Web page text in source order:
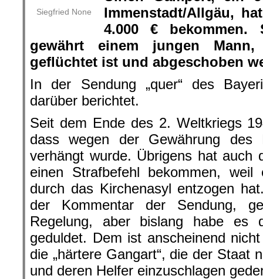
Siegfried None
Immenstadt/Allgäu,
4.000 € bekommen.
gewährt einem jungen
geflüchtet ist und abgeschoben
In der Sendung „quer“ des
darüber berichtet.
Seit dem Ende des 2. Weltkriegs
dass wegen der Gewährung des
verhängt wurde. Übrigens hat auch
einen Strafbefehl bekommen,
durch das Kirchenasyl entzogen
der Kommentar der Sendung,
Regelung, aber bislang habe es
geduldet. Dem ist anscheinend
die „härtere Gangart“, die der Staat
und deren Helfer einzuschlagen